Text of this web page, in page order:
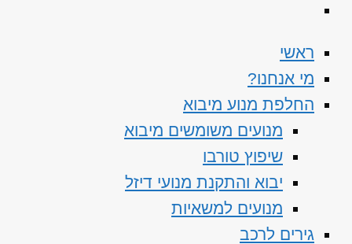
ראשי
מי אנחנו?
החלפת מנוע מיבוא
מנועים משומשים מיבוא
שיפוץ טורבו
יבוא והתקנת מנועי דיזל
מנועים למשאיות
גירים לרכב